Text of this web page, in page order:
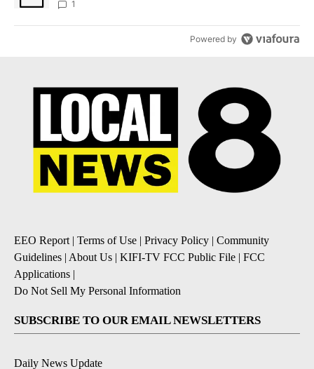
1
Powered by
EEO Report| Terms of Use | Privacy Policy | Community
Guidelines | About Us | KIFI-TV FCC Public File | FCC
Applications |
Do Not Sell My Personal Information
SUBSCRIBE TO OUR EMAIL NEWSLETTERS
Daily News Update